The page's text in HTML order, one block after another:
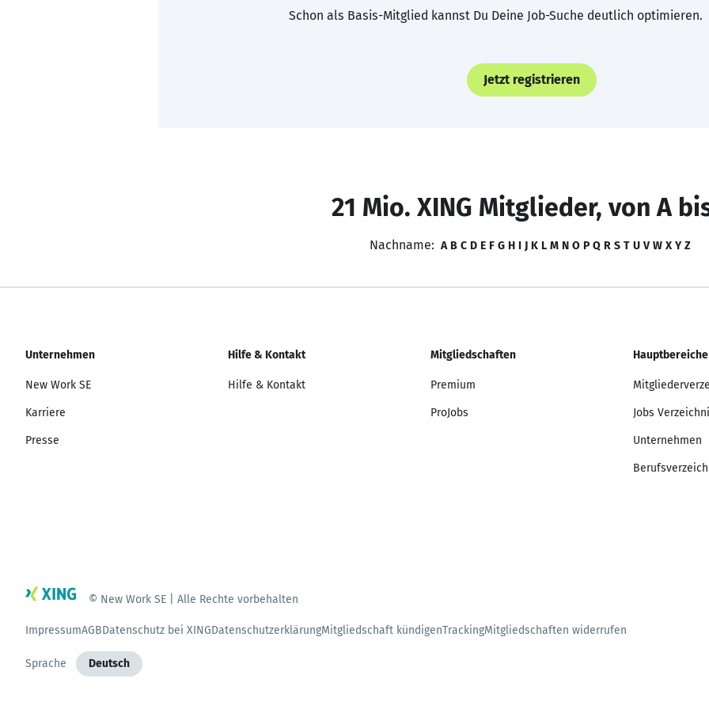
Schon als Basis-Mitglied kannst Du Deine Job-Suche deutlich optimieren.
Jetzt registrieren
21 Mio. XING Mitglieder, von A
Nachname: A B C D E F G H I J K L M N O P Q R S T U V W X Y Z
Unternehmen
New Work SE
Karriere
Presse
Hilfe & Kontakt
Hilfe & Kontakt
Mitgliedschaften
Premium
ProJobs
Hauptbereiche
Jobs
Unternehmen
© New Work SE | Alle Rechte vorbehalten
ImpressumAGBDatenschutz bei XINGDatenschutzerklärungMitgliedschaft kündigenTrackingMitgliedschaften widerrufen
Sprache Deutsch